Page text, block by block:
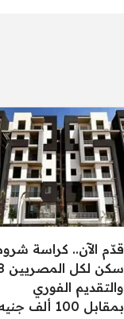
قدّم الآن.. كراسة
سكن
والتقديم الفوري
بمقابل 100 ألف جنيه